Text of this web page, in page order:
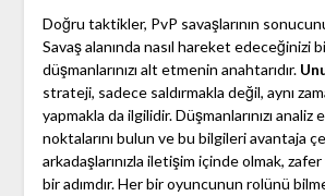
Doğru taktikler, PvP savaşlarının
Savaş alanında nasıl hareket edeceğinizi
düşmanlarınızı alt etmenin anahtarıdır.
strateji, sadece saldırmakla değil, aynı
yapmakla da ilgilidir. Düşmanlarınızı analiz
noktalarını bulun ve bu bilgileri avantaja
arkadaşlarınızla iletişim içinde olmak,
bir adımdır. Her bir oyuncunun rolünü